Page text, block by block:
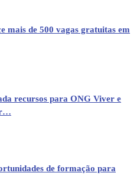
mais de 500 vagas gratuitas em
recursos para ONG Viver e
de formação para